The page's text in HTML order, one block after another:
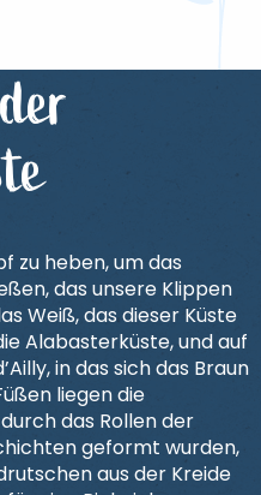
zu heben, um das
das unsere Klippen
Weiß, das dieser Küste
Alabasterküste, und auf
in das sich das Braun
liegen die
das Rollen der
geformt wurden,
aus der Kreide